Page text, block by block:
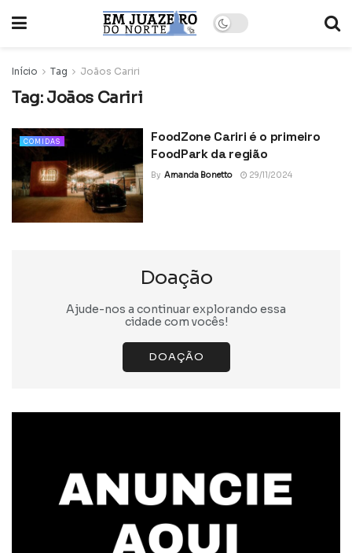
Início Tag Joãos Cariri
Tag: Joãos Cariri
COMIDAS
FoodZone Cariri é o primeiro
FoodPark da região
By Amanda Bonetto 29/11/2024
Doação
Ajude-nos a continuar explorando essa
cidade com vocês!
DOAÇÃO